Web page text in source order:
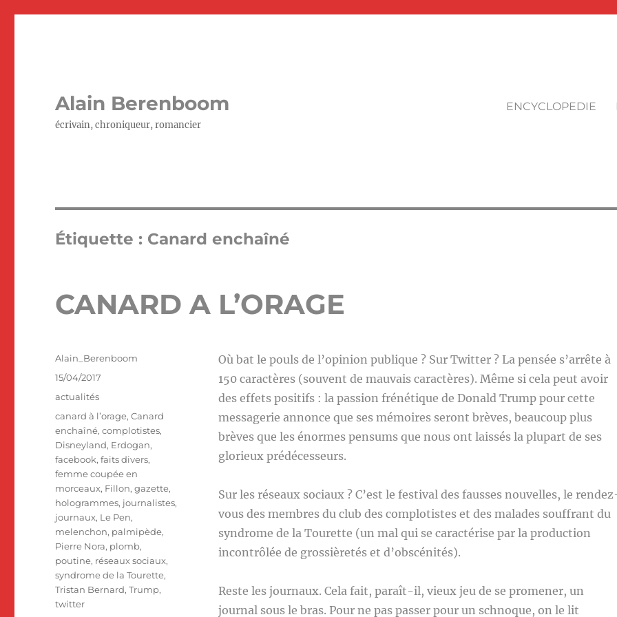
Alain Berenboom
écrivain, chroniqueur, romancier
ENCYCLOPEDIE
Étiquette : Canard enchaîné
CANARD A L’ORAGE
Où bat le pouls de l’opinion publique ? Sur Twitter ? La pensée s’arrête à
150 caractères (souvent de mauvais caractères). Même si cela peut avoir
des effets positifs : la passion frénétique de Donald Trump pour cette
messagerie annonce que ses mémoires seront brèves, beaucoup plus
brèves que les énormes pensums que nous ont laissés la plupart de ses
glorieux prédécesseurs.
Sur les réseaux sociaux ? C’est le festival des fausses nouvelles, le
vous des membres du club des complotistes et des malades souffrant du
syndrome de la Tourette (un mal qui se caractérise par la production
incontrôlée de grossièretés et d’obscénités).
Reste les journaux. Cela fait, paraît-il, vieux jeu de se promener, un
journal sous le bras. Pour ne pas passer pour un schnoque, on le lit
Auteur
Alain_Berenboom
Publié
15/04/2017
Catégories
actualités
Étiquettes
canard à l’orage,Canard
enchaîné,complotistes,
Disneyland, Erdogan,
facebook,faits divers,
femme coupée en
morceaux, Fillon,gazette,
hologrammes, journalistes,
journaux, Le Pen,
melenchon, palmipède,
Pierre Nora, plomb,
poutine, réseaux sociaux,
syndrome de la Tourette,
Tristan Bernard,Trump,
twitter